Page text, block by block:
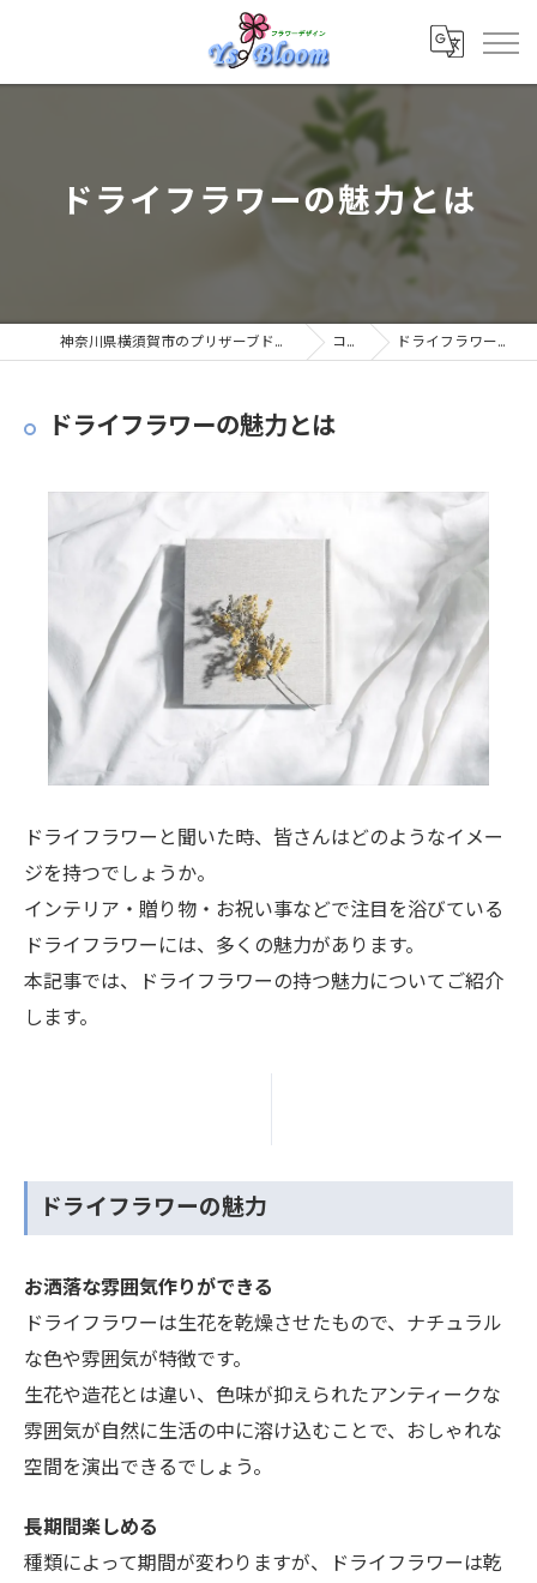
ドライフラワーの魅力とは
神奈川県横須賀市のプリザーブドフラワーならYsBloom コラム ドライフラワーの魅力とは
ドライフラワーの魅力とは
ドライフラワーと聞いた時、皆さんはどのようなイメー
ジを持つでしょうか。
インテリア・贈り物・お祝い事などで注目を浴びている
ドライフラワーには、多くの魅力があります。
本記事では、ドライフラワーの持つ魅力についてご紹介
します。
ドライフラワーの魅力
お洒落な雰囲気作りができる
ドライフラワーは生花を乾燥させたもので、ナチュラル
な色や雰囲気が特徴です。
生花や造花とは違い、色味が抑えられたアンティークな
雰囲気が自然に生活の中に溶け込むことで、おしゃれな
空間を演出できるでしょう。
長期間楽しめる
種類によって期間が変わりますが、ドライフラワーは乾